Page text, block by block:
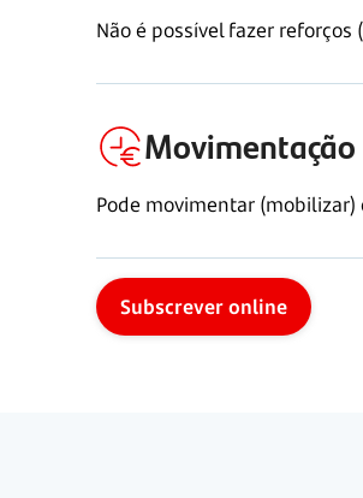
Não é possível fazer
Movimentação
Pode movimentar
Subscrever online